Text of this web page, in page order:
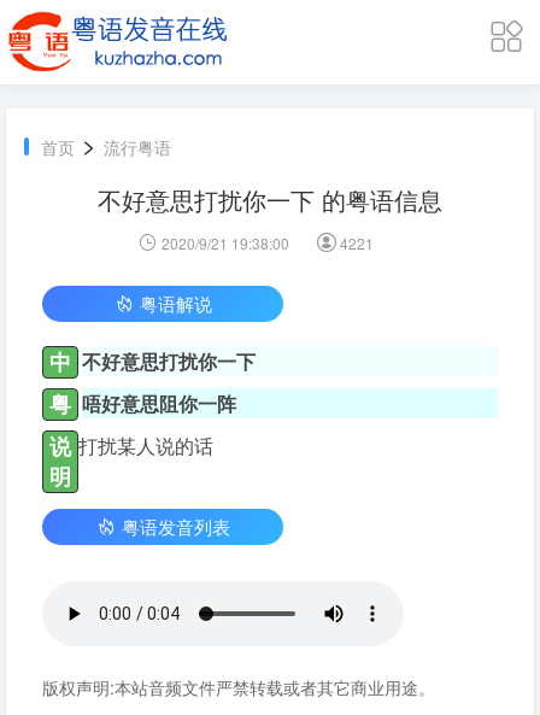
首页 > 流行粤语
不好意思打扰你一下 的粤语信息
2020/9/21 19:38:00 4221
粤语解说
中 不好意思打扰你一下
粤 唔好意思阻你一阵
说
明
打扰某人说的话
粤语发音列表
版权声明:本站音频文件严禁转载或者其它商业用途。